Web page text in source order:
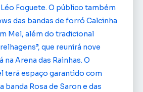
Foguete. O público também
das bandas de forró Calcinha
Mel, além do tradicional
que reunirá nove
Arena das Rainhas. O
terá espaço garantido com
banda Rosa de Saron e das